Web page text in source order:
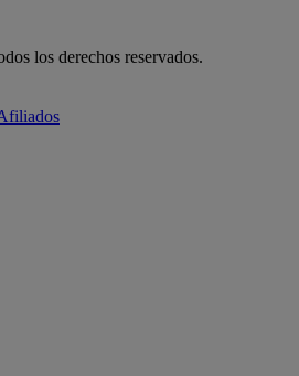
los derechos reservados.